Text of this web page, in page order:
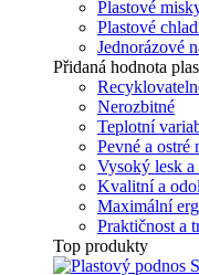
Plastové
Plastové
Jednorázové
Přidaná hodnota
Nerozbitné
Teplotní
Pevné a ostré
Vysoký lesk a
Kvalitní a
Maximální
Praktičnost a
Top produkty